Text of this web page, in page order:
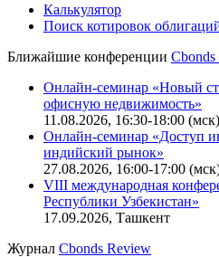
Калькулятор
Поиск котировок
Ближайшие конференции Cbonds
Онлайн-семинар «Новый
офисную недвижимость»
11.08.2026, 16:30-18:00 (мск)
Онлайн-семинар «Доступ
индийский рынок»
27.08.2026, 16:00-17:00
VIII международная
Республики Узбекистан»
17.09.2026, Ташкент
Журнал Cbonds Review